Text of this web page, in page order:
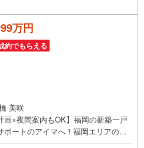
万円
約でもらえる
美咲
画×夜間案内もOK】福岡の新築一戸
ポートのアイマへ！福岡エリアの最